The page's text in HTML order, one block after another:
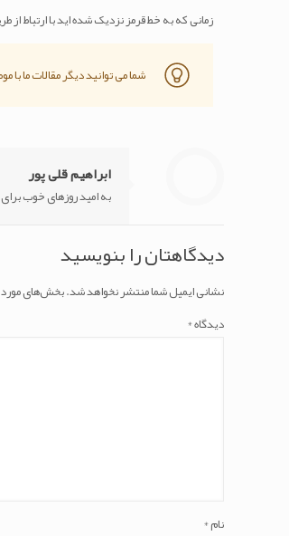
زمانی که به خط قرمز نزدیک شده اید با ارتباط
شما می توانید دیگر مقالات ما با
ابراهیم قلی پور
به امید روزهای خوب
دیدگاهتان را بنویسید
نشانی ایمیل شما منتشر نخواهد شد.بخش‌های
دیدگاه*
نام*